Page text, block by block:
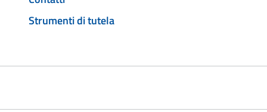
Strumenti di tutela